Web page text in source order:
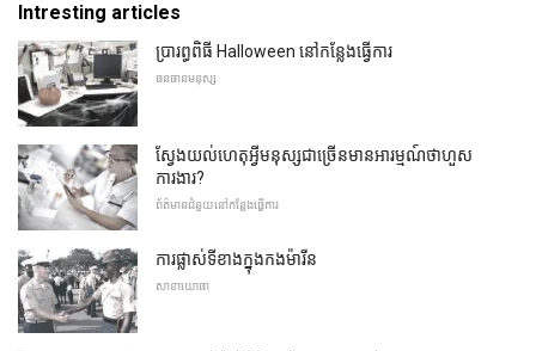
Intresting articles
ប្រារព្ធពិធី Halloween នៅកន្លែងធ្វើការ
ធនធានមនុស្ស
ស្វែងយល់ហេតុអ្វីមនុស្សជាច្រើនមានអារម្មណ៍ថាហួស
ការងារ?
ព័ត៌មានជំនួយនៅកន្លែងធ្វើការ
ការផ្លាស់ទីខាងក្នុងកងម៉ារីន
សាខាយោធា